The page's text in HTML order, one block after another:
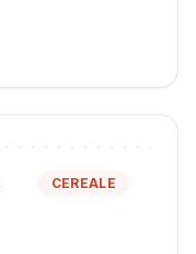
CEREALE